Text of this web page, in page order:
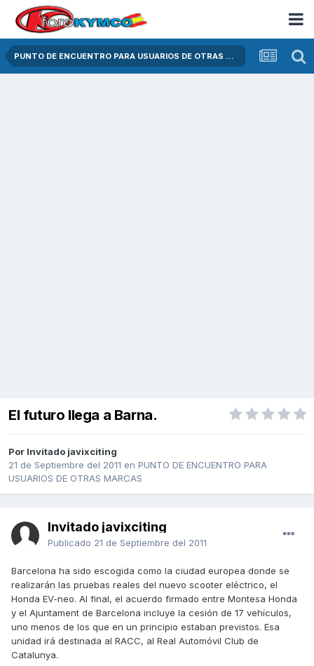
PUNTO DE ENCUENTRO PARA USUARIOS DE OTRAS MARCAS
El futuro llega a Barna.
Por Invitado javixciting
21 de Septiembre del 2011 en PUNTO DE ENCUENTRO PARA
USUARIOS DE OTRAS MARCAS
Invitado javixciting
Publicado 21 de Septiembre del 2011
Barcelona ha sido escogida como la ciudad europea donde se
realizarán las pruebas reales del nuevo scooter eléctrico, el
Honda EV-neo. Al final, el acuerdo firmado entre Montesa Honda
y el Ajuntament de Barcelona incluye la cesión de 17 vehículos,
uno menos de los que en un principio estaban previstos. Esa
unidad irá destinada al RACC, al Real Automóvil Club de
Catalunya.